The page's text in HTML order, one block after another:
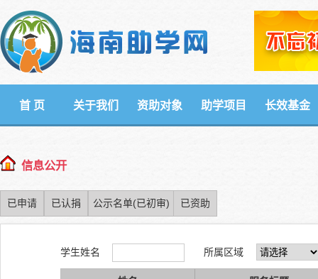
首 页 关于我们 资助对象 助学项目 长效基金
信息公开
已申请 已认捐 公示名单(已初审) 已资助
学生姓名 所属区域